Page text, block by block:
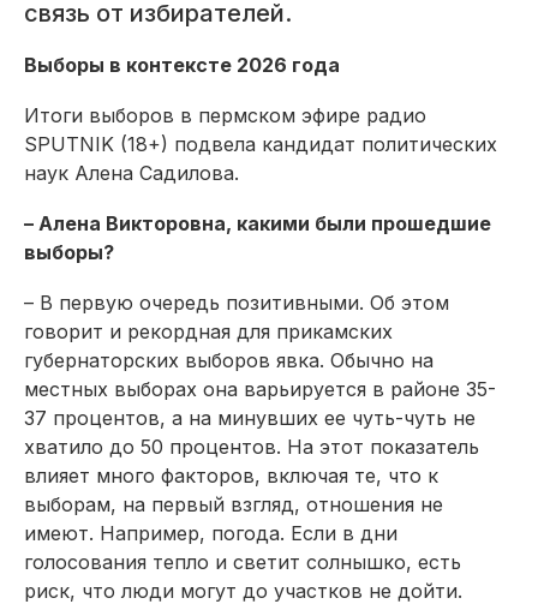
связь от избирателей.
Выборы в контексте 2026 года
Итоги выборов в пермском эфире радио
SPUTNIK (18+) подвела кандидат политических
наук Алена Садилова.
– Алена Викторовна, какими были прошедшие
выборы?
– В первую очередь позитивными. Об этом
говорит и рекордная для прикамских
губернаторских выборов явка. Обычно на
местных выборах она варьируется в районе 35-
37 процентов, а на минувших ее чуть-чуть не
хватило до 50 процентов. На этот показатель
влияет много факторов, включая те, что к
выборам, на первый взгляд, отношения не
имеют. Например, погода. Если в дни
голосования тепло и светит солнышко, есть
риск, что люди могут до участков не дойти.